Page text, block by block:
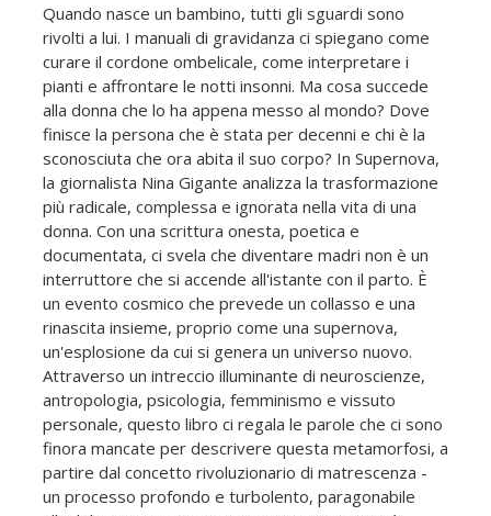
Quando nasce un bambino, tutti gli sguardi sono
rivolti a lui. I manuali di gravidanza ci spiegano come
curare il cordone ombelicale, come interpretare i
pianti e affrontare le notti insonni. Ma cosa succede
alla donna che lo ha appena messo al mondo? Dove
finisce la persona che è stata per decenni e chi è la
sconosciuta che ora abita il suo corpo? In Supernova,
la giornalista Nina Gigante analizza la trasformazione
più radicale, complessa e ignorata nella vita di una
donna. Con una scrittura onesta, poetica e
documentata, ci svela che diventare madri non è un
interruttore che si accende all'istante con il parto. È
un evento cosmico che prevede un collasso e una
rinascita insieme, proprio come una supernova,
un'esplosione da cui si genera un universo nuovo.
Attraverso un intreccio illuminante di neuroscienze,
antropologia, psicologia, femminismo e vissuto
personale, questo libro ci regala le parole che ci sono
finora mancate per descrivere questa metamorfosi, a
partire dal concetto rivoluzionario di matrescenza -
un processo profondo e turbolento, paragonabile